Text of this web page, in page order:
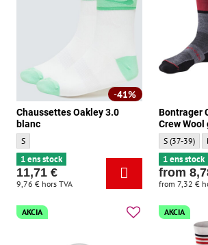
41%
Chaussettes Oakley 3.0
blanc
Chaussettes Oakley 3.0 blanc - Taille:
S
1 ens stock
11,71 €
9,76 € hors TVA
Bontrager
Crew Wool
Bontrager
S (37-39)
1 ens stock
from
from 7,32 €
AKCIA AKCIA